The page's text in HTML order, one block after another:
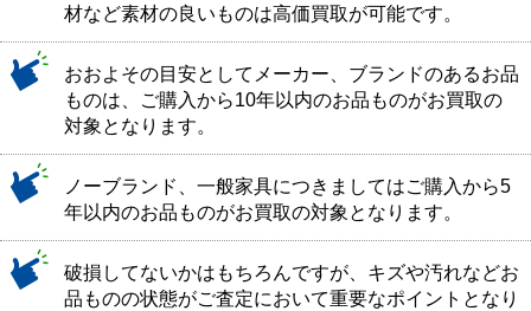
材など素材の良いものは高価買取が可能です。
おおよその目安としてメーカー、ブランドのあるお品
ものは、ご購入から10年以内のお品ものがお買取の
対象となります。
ノーブランド、一般家具につきましてはご購入から5
年以内のお品ものがお買取の対象となります。
破損してないかはもちろんですが、キズや汚れなどお
品ものの状態がご査定において重要なポイントとなり